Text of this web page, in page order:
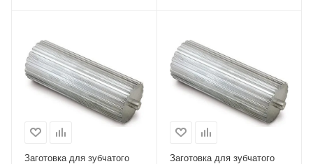
Заготовка для зубчатого
Заготовка для зубчатого